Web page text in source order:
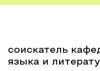
соискатель
языка и